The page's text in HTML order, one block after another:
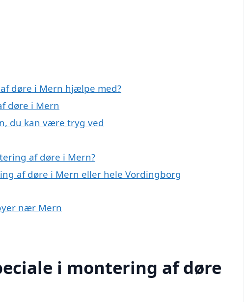
døre i Mern hjælpe med?
døre i Mern
du kan være tryg ved
af døre i Mern?
af døre i Mern eller hele Vordingborg
nær Mern
i montering af døre